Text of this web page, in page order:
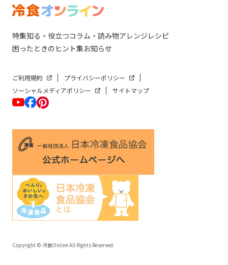
特集知る・役立つコラム・読み物アレンジレシピ
困ったときのヒント集お知らせ
ご利用規約
プライバシーポリシー
ソーシャルメディアポリシー
サイトマップ
Copyright © 冷食Online All Rights Reserved.